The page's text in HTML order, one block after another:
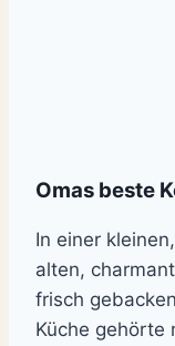
Omas beste
In einer
alten,
frisch
Küche gehörte